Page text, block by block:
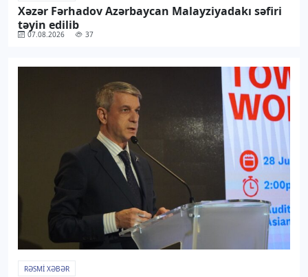
Xəzər Fərhadov Azərbaycan Malayziyadakı səfiri
təyin edilib
07.08.2026 37
RƏSMI XƏBƏR